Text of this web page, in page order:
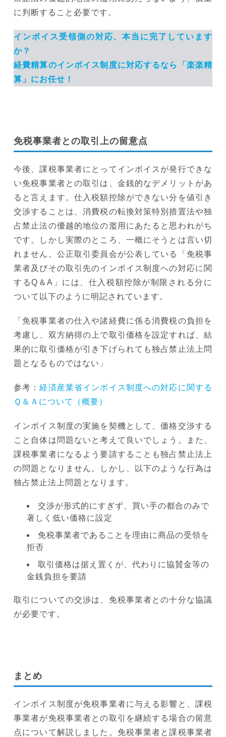
に判断すること必要です。
インボイス受領側の対応、本当に完了しています
か？
経費精算のインボイス制度に対応するなら「楽楽精
算」にお任せ！
免税事業者との取引上の留意点
今後、課税事業者にとってインボイスが発行できな
い免税事業者との取引は、金銭的なデメリットがあ
ると言えます。仕入税額控除ができない分を値引き
交渉することは、消費税の転換対策特別措置法や独
占禁止法の優越的地位の濫用にあたると思われがち
です。しかし実際のところ、一概にそうとは言い切
れません。公正取引委員会が公表している「免税事
業者及びその取引先のインボイス制度への対応に関
するQ＆A」には、仕入税額控除が制限される分に
ついて以下のように明記されています。
「免税事業者の仕入や諸経費に係る消費税の負担を
考慮し、双方納得の上で取引価格を設定すれば、結
果的に取引価格が引き下げられても独占禁止法上問
題となるものではない」
参考：経済産業省インボイス制度への対応に関する
Ｑ＆Ａについて（概要）
インボイス制度の実施を契機として、価格交渉する
こと自体は問題ないと考えて良いでしょう。また、
課税事業者になるよう要請することも独占禁止法上
の問題となりません。しかし、以下のような行為は
独占禁止法上問題となります。
交渉が形式的にすぎず、買い手の都合のみで
著しく低い価格に設定
免税事業者であることを理由に商品の受領を
拒否
取引価格は据え置くが、代わりに協賛金等の
金銭負担を要請
取引についての交渉は、免税事業者との十分な協議
が必要です。
まとめ
インボイス制度が免税事業者に与える影響と、課税
事業者が免税事業者との取引を継続する場合の留意
点について解説しました。免税事業者と課税事業者